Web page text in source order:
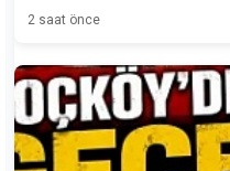
2 saat önce